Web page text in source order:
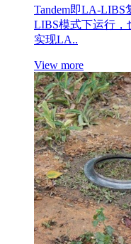
Tandem即LA-
LIBS模式下运行，
实现LA..
View more